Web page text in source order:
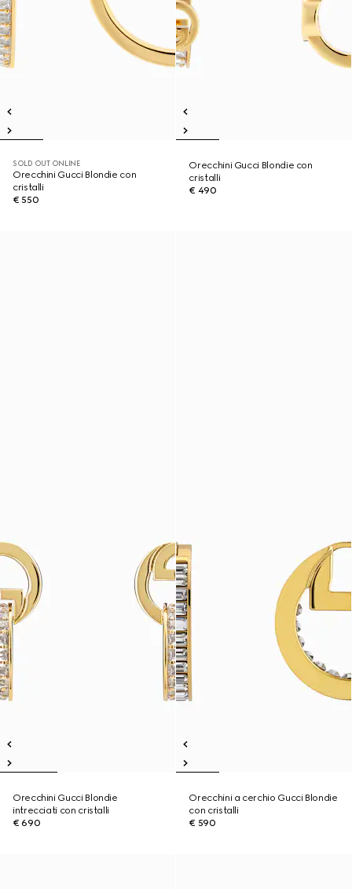
SOLD OUT ONLINE
Orecchini Gucci Blondie con
cristalli
€ 550
Orecchini Gucci Blondie con
cristalli
€ 490
Orecchini Gucci Blondie
intrecciati con cristalli
€ 690
Orecchini a cerchio Gucci Blondie
con cristalli
€ 590